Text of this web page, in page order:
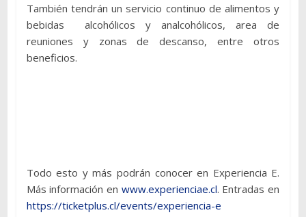
También tendrán un servicio continuo de alimentos y
bebidas ​ alcohólicos y analcohólicos, area de
reuniones y zonas de descanso, entre otros
beneficios.
Todo esto y más podrán conocer en Experiencia E.
Más información en www.experienciae.cl. Entradas en
https://ticketplus.cl/events/experiencia-e